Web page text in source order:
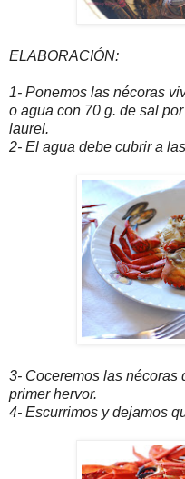
ELABORACIÓN:
1- Ponemos las nécoras
o agua con 70 g. de sal
laurel.
2- El agua debe cubrir a
3- Coceremos las nécoras
primer hervor.
4- Escurrimos y dejamos